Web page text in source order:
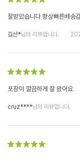
잘받았습니다 항상빠른배송
김선*님의 리뷰입니다.
포장이 깔끔하게 잘 왔어요
cruz****님의 리뷰입니다.